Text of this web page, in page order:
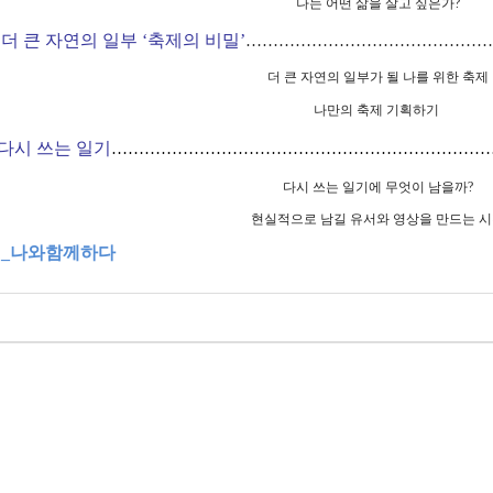
나는 어떤 삶을 살고 싶은가?
더 큰 자연의 일부 ‘축제의 비밀’
더 큰 자연의 일부가 될 나를 위한 축제
나만의 축제 기획하기
시 쓰는 일기
다시 쓰는 일기에 무엇이 남을까?
현실적으로 남길 유서와 영상을 만드는
나와함께하다